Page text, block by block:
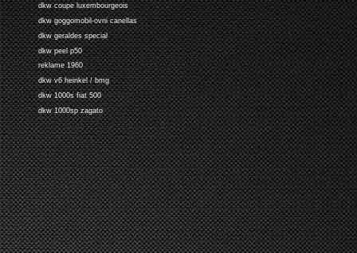
dkw coupe luxembourgeois
dkw goggomobil-ovni canellas
dkw geraldes special
dkw peel p50
reklame 1960
dkw v6 heinkel / bmg
dkw 1000s fiat 500
dkw 1000sp zagato